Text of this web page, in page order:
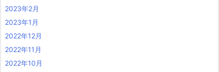
2023年2月
2023年1月
2022年12月
2022年11月
2022年10月